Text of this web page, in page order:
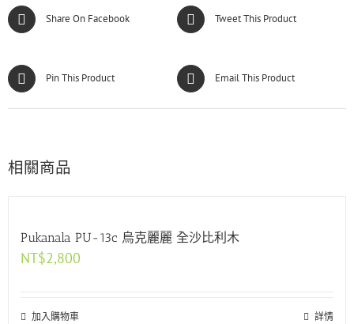
Share On Facebook Tweet This Product
Pin This Product Email This Product
相關商品
Pukanala PU-13c 烏克麗麗 全沙比利木
NT$2,800
加入購物車 詳情